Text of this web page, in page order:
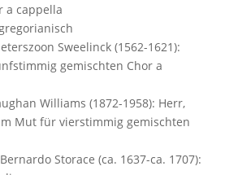
a cappella
Sweelinck (1562-1621):
gemischten Chor a
Williams (1872-1958): Herr,
Mut für vierstimmig gemischten
Storace (ca. 1637-ca. 1707):